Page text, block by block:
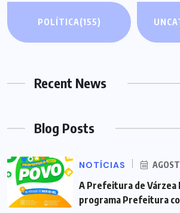
POLÍTICA(155)
Recent News
Blog Posts
NOTÍCIAS
A Prefeitura de Várzea
programa Prefeitura